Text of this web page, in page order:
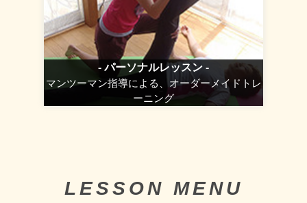
- パーソナルレッスン -
マンツーマン指導による、オーダーメイドトレ
ーニング
LESSON MENU